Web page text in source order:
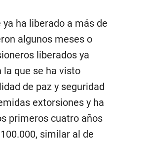
ha liberado a más de
algunos meses o
liberados ya
la que se ha visto
de paz y seguridad
extorsiones y ha
primeros cuatro años
similar al de